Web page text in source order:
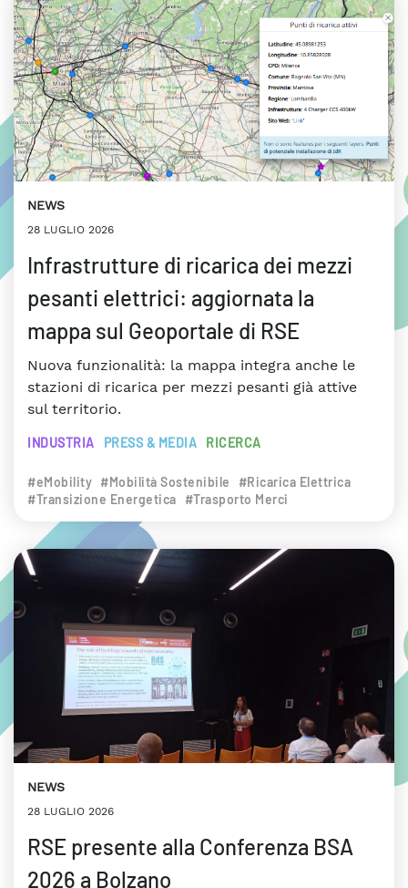
NEWS
28 LUGLIO 2026
Infrastrutture di ricarica dei mezzi
pesanti elettrici: aggiornata la
mappa sul Geoportale di RSE
Nuova funzionalità: la mappa integra anche le
stazioni di ricarica per mezzi pesanti già attive
sul territorio.
INDUSTRIA PRESS & MEDIA RICERCA
#eMobility #Mobilità Sostenibile
#Ricarica Elettrica
#Transizione Energetica
#Trasporto Merci
NEWS
28 LUGLIO 2026
RSE presente alla Conferenza BSA
2026 a Bolzano